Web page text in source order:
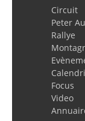
Circuit
Peter
Rallye
Focus
Video